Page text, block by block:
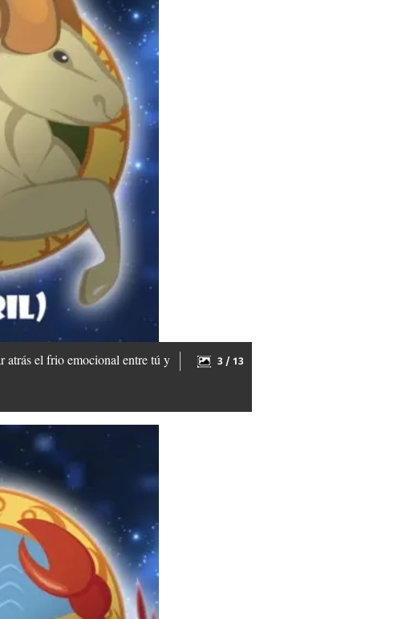
atrás el frio emocional entre tú y
3 / 13